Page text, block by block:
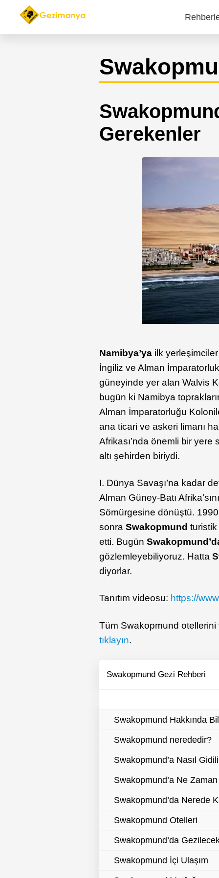
Main
Gerekenler
Namibya’ya ilk
İngiliz ve Alman
güneyinde yer alan Walvis
bugün ki Namibya
Alman İmparatorluğu
ana ticari ve askeri limanı
Afrikası’nda önemli bir
altı şehirden biriydi.
I. Dünya Savaşı’na kadar
Alman Güney-Batı
Sömürgesine dönüştü. 1990
sonraSwakopmund
etti. Bugün
gözlemleyebiliyoruz. Hatta
diyorlar.
Tanıtım videosu: https://
Tüm Swakopmund otellerini
tıklayın.
Swakopmund Gezi Rehberi
Swakopmund Hakkında
Swakopmund nerededir?
Swakopmund’a Nasıl
Swakopmund’a Ne
Swakopmund’da Nerede
Swakopmund Otelleri
Swakopmund’da
Swakopmund İçi Ulaşım